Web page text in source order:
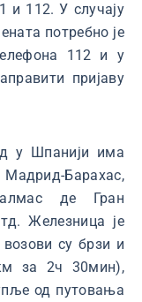
и 112. У случају
потребно је
112 и у
пријаву
у Шпанији има
Барахас,
де Гран
Железница је
возови су брзи и
за 2ч 30мин),
од путовања